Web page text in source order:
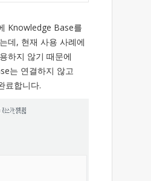
Knowledge Base를
데, 현재 사용 사례에
하지 않기 때문에
는 연결하지 않고
료합니다.